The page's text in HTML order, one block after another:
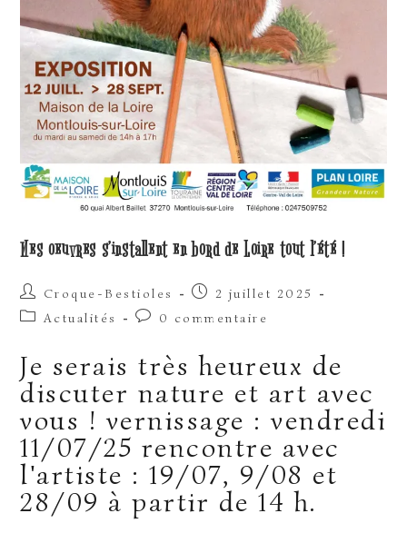
Mes oeuvres s’installent en bord de Loire tout l’été !
Auteur/autrice
de
Croque-Bestioles
Publication
publiée :
2 juillet 2025
PostActualités
Commentaires
publication :
0 commentaire
Je serais très heureux de
discuter nature et art avec
vous ! vernissage : vendredi
11/07/25 rencontre avec
l'artiste : 19/07, 9/08 et
28/09 à partir de 14 h.